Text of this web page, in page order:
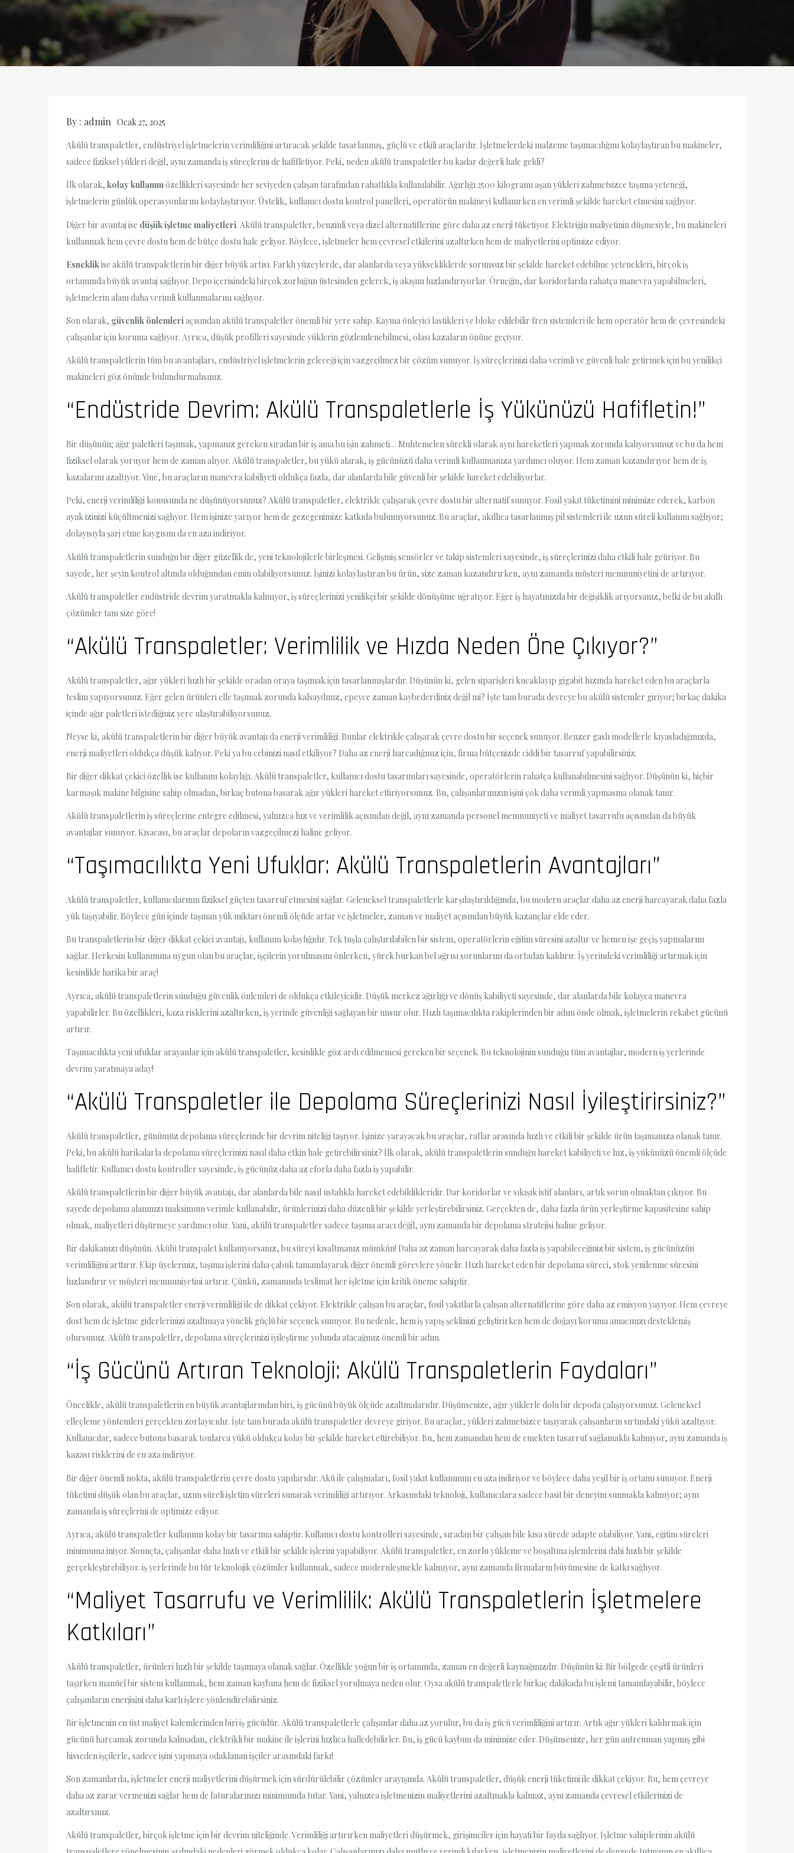
By : admin Ocak 27, 2025
Akülü transpaletler, endüstriyel işletmelerin verimliliğini artıracak şekilde tasarlanmış, güçlü ve etkili araçlardır. İşletmelerdeki malzeme taşımacılığını kolaylaştıran bu makineler,
sadece fiziksel yükleri değil, aynı zamanda iş süreçlerini de hafifletiyor. Peki, neden akülü transpaletler bu kadar değerli hale geldi?
İlk olarak, kolay kullanımözellikleri sayesinde her seviyeden çalışan tarafından rahatlıkla kullanılabilir. Ağırlığı 2500 kilogramı aşan yükleri zahmetsizce taşıma yeteneği,
işletmelerin günlük operasyonlarını kolaylaştırıyor. Üstelik, kullanıcı dostu kontrol panelleri, operatörün makineyi kullanırken en verimli şekilde hareket etmesini sağlıyor.
Diğer bir avantaj ise düşük işletme maliyetleri. Akülü transpaletler, benzinli veya dizel alternatiflerine göre daha az enerji tüketiyor. Elektriğin maliyetinin düşmesiyle, bu makineleri
kullanmak hem çevre dostu hem de bütçe dostu hale geliyor. Böylece, işletmeler hem çevresel etkilerini azaltırken hem de maliyetlerini optimize ediyor.
Esneklikise akülü transpaletlerin bir diğer büyük artısı. Farklı yüzeylerde, dar alanlarda veya yüksekliklerde sorunsuz bir şekilde hareket edebilme yetenekleri, birçok iş
ortamında büyük avantaj sağlıyor. Depo içerisindeki birçok zorluğun üstesinden gelerek, iş akışını hızlandırıyorlar. Örneğin, dar koridorlarda rahatça manevra yapabilmeleri,
işletmelerin alanı daha verimli kullanmalarını sağlıyor.
Son olarak, güvenlik önlemleriaçısından akülü transpaletler önemli bir yere sahip. Kayma önleyici lastikleri ve bloke edilebilir fren sistemleri ile hem operatör hem de çevresindeki
çalışanlar için koruma sağlıyor. Ayrıca, düşük profilleri sayesinde yüklerin gözlemlenebilmesi, olası kazaların önüne geçiyor.
Akülü transpaletlerin tüm bu avantajları, endüstriyel işletmelerin geleceği için vazgeçilmez bir çözüm sunuyor. İş süreçlerinizi daha verimli ve güvenli hale getirmek için bu yenilikçi
makineleri göz önünde bulundurmalısınız.
“Endüstride Devrim: Akülü Transpaletlerle İş Yükünüzü Hafifletin!”
Bir düşünün; ağır paletleri taşımak, yapmanız gereken sıradan bir iş ama bu işin zahmeti… Muhtemelen sürekli olarak aynı hareketleri yapmak zorunda kalıyorsunuz ve bu da hem
fiziksel olarak yoruyor hem de zaman alıyor. Akülü transpaletler, bu yükü alarak, iş gücünüzü daha verimli kullanmanıza yardımcı oluyor. Hem zaman kazandırıyor hem de iş
kazalarını azaltıyor. Yine, bu araçların manevra kabiliyeti oldukça fazla, dar alanlarda bile güvenli bir şekilde hareket edebiliyorlar.
Peki, enerji verimliliği konusunda ne düşünüyorsunuz? Akülü transpaletler, elektrikle çalışarak çevre dostu bir alternatif sunuyor. Fosil yakıt tüketimini minimize ederek, karbon
ayak izinizi küçültmenizi sağlıyor. Hem işinize yarıyor hem de gezegenimize katkıda bulunuyorsunuz. Bu araçlar, akıllıca tasarlanmış pil sistemleri ile uzun süreli kullanım sağlıyor;
dolayısıyla şarj etme kaygısını da en aza indiriyor.
Akülü transpaletlerin sunduğu bir diğer güzellik de, yeni teknolojilerle birleşmesi. Gelişmiş sensörler ve takip sistemleri sayesinde, iş süreçlerinizi daha etkili hale getiriyor. Bu
sayede, her şeyin kontrol altında olduğundan emin olabiliyorsunuz. İşinizi kolaylaştıran bu ürün, size zaman kazandırırken, aynı zamanda müşteri memnuniyetini de artırıyor.
Akülü transpaletler endüstride devrim yaratmakla kalmıyor, iş süreçlerinizi yenilikçi bir şekilde dönüşüme uğratıyor. Eğer iş hayatınızda bir değişiklik arıyorsanız, belki de bu akıllı
çözümler tam size göre!
“Akülü Transpaletler: Verimlilik ve Hızda Neden Öne Çıkıyor?”
Akülü transpaletler, ağır yükleri hızlı bir şekilde oradan oraya taşımak için tasarlanmışlardır. Düşünün ki, gelen siparişleri kucaklayıp gigabit hızında hareket eden bu araçlarla
teslim yapıyorsunuz. Eğer gelen ürünleri elle taşımak zorunda kalsaydınız, epeyce zaman kaybederdiniz değil mi? İşte tam burada devreye bu akülü sistemler giriyor; birkaç dakika
içinde ağır paletleri istediğiniz yere ulaştırabiliyorsunuz.
Neyse ki, akülü transpaletlerin bir diğer büyük avantajı da enerji verimliliği. Bunlar elektrikle çalışarak çevre dostu bir seçenek sunuyor. Benzer gaslı modellerle kıyasladığınızda,
enerji maliyetleri oldukça düşük kalıyor. Peki ya bu cebinizi nasıl etkiliyor? Daha az enerji harcadığınız için, firma bütçenizde ciddi bir tasarruf yapabilirsiniz.
Bir diğer dikkat çekici özellik ise kullanım kolaylığı. Akülü transpaletler, kullanıcı dostu tasarımları sayesinde, operatörlerin rahatça kullanabilmesini sağlıyor. Düşünün ki, hiçbir
karmaşık makine bilgisine sahip olmadan, birkaç butona basarak ağır yükleri hareket ettiriyorsunuz. Bu, çalışanlarınızın işini çok daha verimli yapmasına olanak tanır.
Akülü transpaletlerin iş süreçlerine entegre edilmesi, yalnızca hız ve verimlilik açısından değil, aynı zamanda personel memnuniyeti ve maliyet tasarrufu açısından da büyük
avantajlar sunuyor. Kısacası, bu araçlar depoların vazgeçilmezi haline geliyor.
“Taşımacılıkta Yeni Ufuklar: Akülü Transpaletlerin Avantajları”
Akülü transpaletler, kullanıcılarının fiziksel güçten tasarruf etmesini sağlar. Geleneksel transpaletlerle karşılaştırıldığında, bu modern araçlar daha az enerji harcayarak daha fazla
yük taşıyabilir. Böylece gün içinde taşınan yük miktarı önemli ölçüde artar ve işletmeler, zaman ve maliyet açısından büyük kazançlar elde eder.
Bu transpaletlerin bir diğer dikkat çekici avantajı, kullanım kolaylığıdır. Tek tuşla çalıştırılabilen bir sistem, operatörlerin eğitim süresini azaltır ve hemen işe geçiş yapmalarını
sağlar. Herkesin kullanımına uygun olan bu araçlar, işçilerin yorulmasını önlerken, yürek burkan bel ağrısı sorunlarını da ortadan kaldırır. İş yerindeki verimliliği artırmak için
kesinlikle harika bir araç!
Ayrıca, akülü transpaletlerin sunduğu güvenlik önlemleri de oldukça etkileyicidir. Düşük merkez ağırlığı ve dönüş kabiliyeti sayesinde, dar alanlarda bile kolayca manevra
yapabilirler. Bu özellikleri, kaza risklerini azaltırken, iş yerinde güvenliği sağlayan bir unsur olur. Hızlı taşımacılıkta rakiplerinden bir adım önde olmak, işletmelerin rekabet gücünü
artırır.
Taşımacılıkta yeni ufuklar arayanlar için akülü transpaletler, kesinlikle göz ardı edilmemesi gereken bir seçenek. Bu teknolojinin sunduğu tüm avantajlar, modern iş yerlerinde
devrim yaratmaya aday!
“Akülü Transpaletler ile Depolama Süreçlerinizi Nasıl İyileştirirsiniz?”
Akülü transpaletler, günümüz depolama süreçlerinde bir devrim niteliği taşıyor. İşinize yarayacak bu araçlar, raflar arasında hızlı ve etkili bir şekilde ürün taşımanıza olanak tanır.
Peki, bu akülü harikalarla depolama süreçlerinizi nasıl daha etkin hale getirebilirsiniz? İlk olarak, akülü transpaletlerin sunduğu hareket kabiliyeti ve hız, iş yükünüzü önemli ölçüde
hafifletir. Kullanıcı dostu kontroller sayesinde, iş gücünüz daha az eforla daha fazla iş yapabilir.
Akülü transpaletlerin bir diğer büyük avantajı, dar alanlarda bile nasıl ustalıkla hareket edebildikleridir. Dar koridorlar ve sıkışık istif alanları, artık sorun olmaktan çıkıyor. Bu
sayede depolama alanınızı maksimum verimle kullanabilir, ürünlerinizi daha düzenli bir şekilde yerleştirebilirsiniz. Gerçekten de, daha fazla ürün yerleştirme kapasitesine sahip
olmak, maliyetleri düşürmeye yardımcı olur. Yani, akülü transpaletler sadece taşıma aracı değil, aynı zamanda bir depolama stratejisi haline geliyor.
Bir dakikanızı düşünün. Akülü transpalet kullanıyorsanız, bu süreyi kısaltmanız mümkün! Daha az zaman harcayarak daha fazla iş yapabileceğiniz bir sistem, iş gücünüzün
verimliliğini arttırır. Ekip üyeleriniz, taşıma işlerini daha çabuk tamamlayarak diğer önemli görevlere yönelir. Hızlı hareket eden bir depolama süreci, stok yenilenme süresini
hızlandırır ve müşteri memnuniyetini artırır. Çünkü, zamanında teslimat her işletme için kritik öneme sahiptir.
Son olarak, akülü transpaletler enerji verimliliği ile de dikkat çekiyor. Elektrikle çalışan bu araçlar, fosil yakıtlarla çalışan alternatiflerine göre daha az emisyon yayıyor. Hem çevreye
dost hem de işletme giderlerinizi azaltmaya yönelik güçlü bir seçenek sunuyor. Bu nedenle, hem iş yapış şeklinizi geliştirirken hem de doğayı koruma amacınızı desteklemiş
olursunuz. Akülü transpaletler, depolama süreçlerinizi iyileştirme yolunda atacağınız önemli bir adım.
“İş Gücünü Artıran Teknoloji: Akülü Transpaletlerin Faydaları”
Öncelikle, akülü transpaletlerin en büyük avantajlarından biri, iş gücünü büyük ölçüde azaltmalarıdır. Düşünsenize, ağır yüklerle dolu bir depoda çalışıyorsunuz. Geleneksel
elleçleme yöntemleri gerçekten zorlayıcıdır. İşte tam burada akülü transpaletler devreye giriyor. Bu araçlar, yükleri zahmetsizce taşıyarak çalışanların sırtındaki yükü azaltıyor.
Kullanıcılar, sadece butona basarak tonlarca yükü oldukça kolay bir şekilde hareket ettirebiliyor. Bu, hem zamandan hem de emekten tasarruf sağlamakla kalmıyor, aynı zamanda iş
kazası risklerini de en aza indiriyor.
Bir diğer önemli nokta, akülü transpaletlerin çevre dostu yapılarıdır. Akü ile çalışmaları, fosil yakıt kullanımını en aza indiriyor ve böylece daha yeşil bir iş ortamı sunuyor. Enerji
tüketimi düşük olan bu araçlar, uzun süreli işletim süreleri sunarak verimliliği artırıyor. Arkasındaki teknoloji, kullanıcılara sadece basit bir deneyim sunmakla kalmıyor; aynı
zamanda iş süreçlerini de optimize ediyor.
Ayrıca, akülü transpaletler kullanımı kolay bir tasarıma sahiptir. Kullanıcı dostu kontrolleri sayesinde, sıradan bir çalışan bile kısa sürede adapte olabiliyor. Yani, eğitim süreleri
minimuma iniyor. Sonuçta, çalışanlar daha hızlı ve etkili bir şekilde işlerini yapabiliyor. Akülü transpaletler, en zorlu yükleme ve boşaltma işlemlerini dahi hızlı bir şekilde
gerçekleştirebiliyor. iş yerlerinde bu tür teknolojik çözümler kullanmak, sadece modernleşmekle kalmıyor, aynı zamanda firmaların büyümesine de katkı sağlıyor.
“Maliyet Tasarrufu ve Verimlilik: Akülü Transpaletlerin İşletmelere
Katkıları”
Akülü transpaletler, ürünleri hızlı bir şekilde taşımaya olanak sağlar. Özellikle yoğun bir iş ortamında, zaman en değerli kaynağınızdır. Düşünün ki: Bir bölgede çeşitli ürünleri
taşırken manüel bir sistem kullanmak, hem zaman kaybına hem de fiziksel yorulmaya neden olur. Oysa akülü transpaletlerle birkaç dakikada bu işlemi tamamlayabilir, böylece
çalışanların enerjisini daha karlı işlere yönlendirebilirsiniz.
Bir işletmenin en üst maliyet kalemlerinden biri iş gücüdür. Akülü transpaletlerle çalışanlar daha az yorulur, bu da iş gücü verimliliğini artırır. Artık ağır yükleri kaldırmak için
gücünü harcamak zorunda kalmadan, elektrikli bir makine ile işlerini hızlıca halledebilirler. Bu, iş gücü kaybını da minimize eder. Düşünsenize, her gün antrenman yapmış gibi
hisseden işçilerle, sadece işini yapmaya odaklanan işçiler arasındaki farkı!
Son zamanlarda, işletmeler enerji maliyetlerini düşürmek için sürdürülebilir çözümler arayışında. Akülü transpaletler, düşük enerji tüketimi ile dikkat çekiyor. Bu, hem çevreye
daha az zarar vermenizi sağlar hem de faturalarınızı minimumda tutar. Yani, yalnızca işletmenizin maliyetlerini azaltmakla kalmaz, aynı zamanda çevresel etkilerinizi de
azaltırsınız.
Akülü transpaletler, birçok işletme için bir devrim niteliğinde. Verimliliği artırırken maliyetleri düşürmek, girişimciler için hayati bir fayda sağlıyor. İşletme sahiplerinin akülü